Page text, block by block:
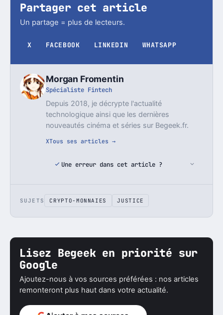
Partager cet article
Un partage = plus de lecteurs.
X FACEBOOK LINKEDIN WHATSAPP
Morgan Fromentin
Spécialiste Fintech
Depuis 2018, je décrypte l'actualité
technologique ainsi que les dernières
nouveautés cinéma et séries sur Begeek.fr.
XTous ses articles →
Une erreur dans cet article ?
SUJETS CRYPTO-MONNAIES JUSTICE
Lisez Begeek en priorité sur
Google
Ajoutez-nous à vos sources préférées : nos articles
remonteront plus haut dans votre actualité.